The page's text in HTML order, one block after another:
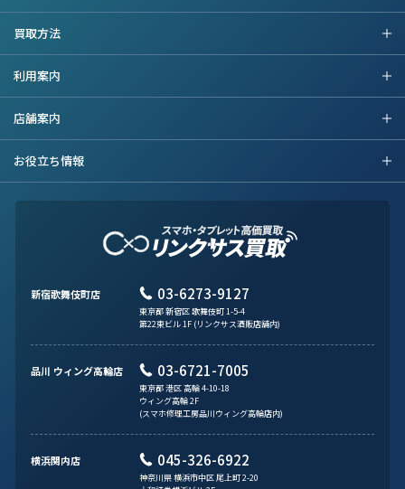
買取方法
利用案内
店舗案内
お役立ち情報
新宿歌舞伎町店 03-6273-9127
東京都 新宿区 歌舞伎町 1-5-4
第22東ビル 1F (リンクサス酒販店舗内)
品川 ウィング高輪店 03-6721-7005
東京都 港区 高輪 4-10-18
ウィング高輪 2F
(スマホ修理工房品川ウィング高輪店内)
横浜関内店 045-326-6922
神奈川県 横浜市中区 尾上町 2-20